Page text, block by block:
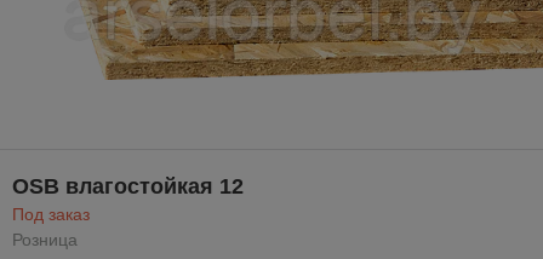
OSB влагостойкая 12
Под заказ
Розница